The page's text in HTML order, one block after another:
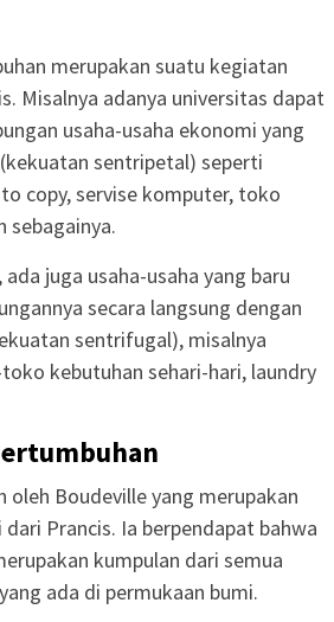
merupakan suatu kegiatan
Misalnya adanya universitas dapat
usaha-usaha ekonomi yang
sentripetal) seperti
copy, servise komputer, toko
sebagainya.
juga usaha-usaha yang baru
secara langsung dengan
sentrifugal), misalnya
kebutuhan sehari-hari, laundry
oleh Boudeville yang merupakan
Prancis. Ia berpendapat bahwa
kumpulan dari semua
ada di permukaan bumi.